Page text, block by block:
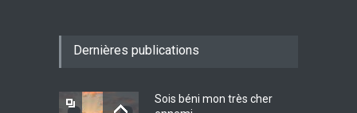
EXHORTATIONS
26 Décembre 2021 16:48
Dernières publications
Sois béni mon très cher